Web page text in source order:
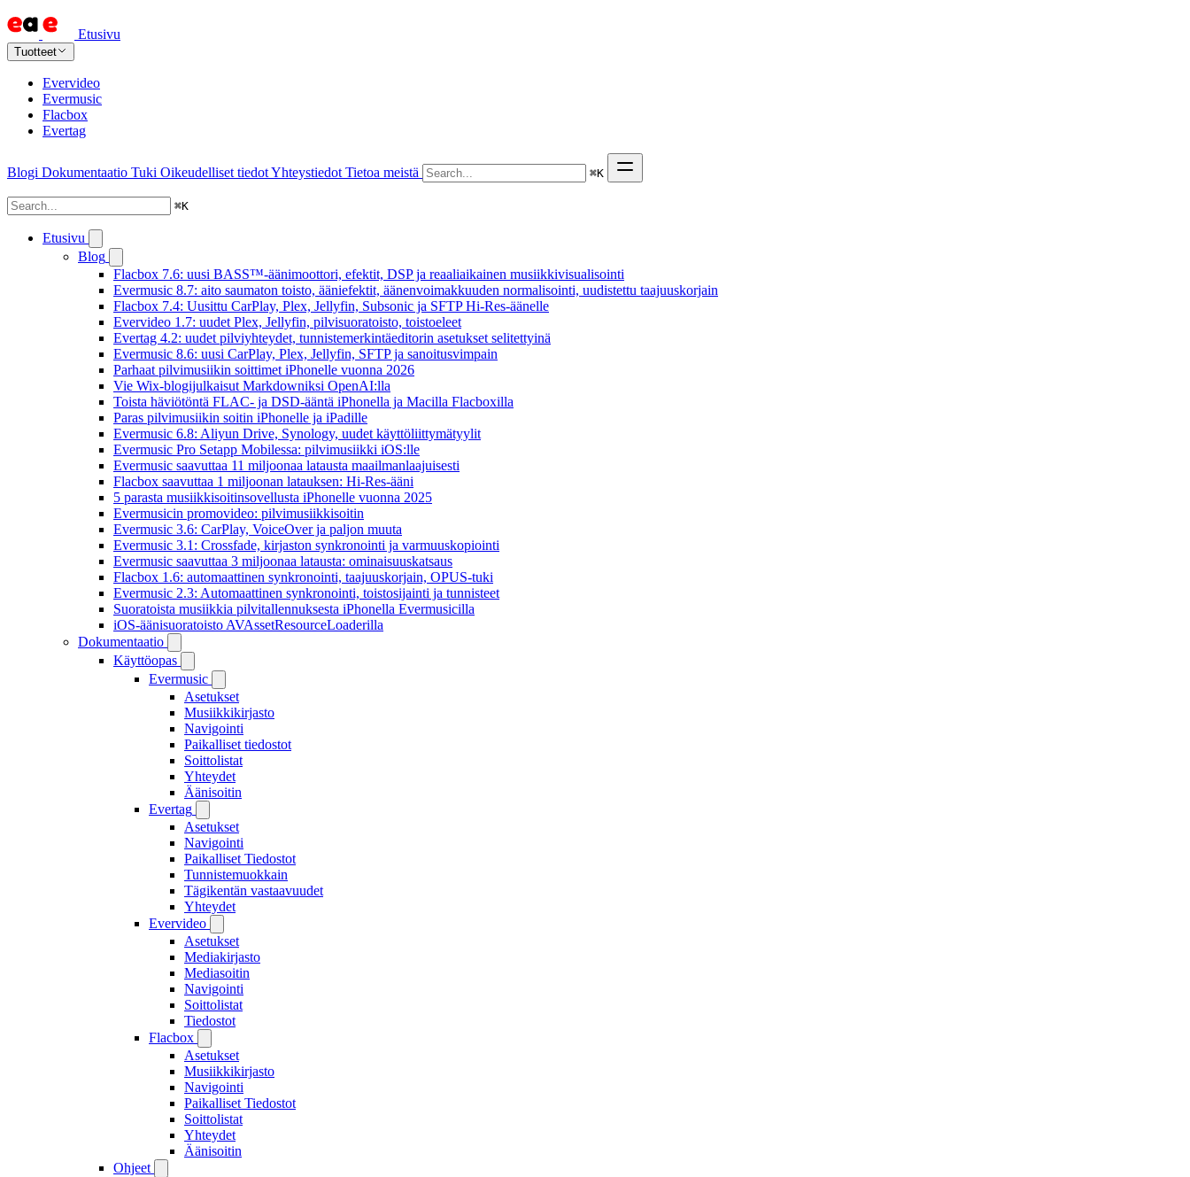
Etusivu
Tuotteet
Evervideo
Evermusic
Flacbox
Evertag
Blogi Dokumentaatio Tuki Oikeudelliset tiedotYhteystiedot Tietoa meistä ⌘K
⌘K
Etusivu
Blog
Flacbox 7.6: uusi BASS™-äänimoottori, efektit, DSP ja reaaliaikainen musiikkivisualisointi
Evermusic 8.7: aito saumaton toisto, ääniefektit, äänenvoimakkuuden normalisointi, uudistettu taajuuskorjain
Flacbox 7.4: Uusittu CarPlay, Plex, Jellyfin, Subsonic ja SFTP Hi-Res-äänelle
Evervideo 1.7: uudet Plex, Jellyfin, pilvisuoratoisto, toistoeleet
Evertag 4.2: uudet pilviyhteydet, tunnistemerkintäeditorin asetukset selitettyinä
Evermusic 8.6: uusi CarPlay, Plex, Jellyfin, SFTP ja sanoitusvimpain
Parhaat pilvimusiikin soittimet iPhonelle vuonna 2026
Vie Wix-blogijulkaisut Markdowniksi OpenAI:lla
Toista häviötöntä FLAC- ja DSD-ääntä iPhonella ja Macilla Flacboxilla
Paras pilvimusiikin soitin iPhonelle ja iPadille
Evermusic 6.8: Aliyun Drive, Synology, uudet käyttöliittymätyylit
Evermusic Pro Setapp Mobilessa: pilvimusiikki iOS:lle
Evermusic saavuttaa 11 miljoonaa latausta maailmanlaajuisesti
Flacbox saavuttaa 1 miljoonan latauksen: Hi-Res-ääni
5 parasta musiikkisoitinsovellusta iPhonelle vuonna 2025
Evermusicin promovideo: pilvimusiikkisoitin
Evermusic 3.6: CarPlay, VoiceOver ja paljon muuta
Evermusic 3.1: Crossfade, kirjaston synkronointi ja varmuuskopiointi
Evermusic saavuttaa 3 miljoonaa latausta: ominaisuuskatsaus
Flacbox 1.6: automaattinen synkronointi, taajuuskorjain, OPUS-tuki
Evermusic 2.3: Automaattinen synkronointi, toistosijainti ja tunnisteet
Suoratoista musiikkia pilvitallennuksesta iPhonella Evermusicilla
iOS-äänisuoratoisto AVAssetResourceLoaderilla
Dokumentaatio
Käyttöopas
Evermusic
Asetukset
Musiikkikirjasto
Navigointi
Paikalliset tiedostot
Soittolistat
Yhteydet
Äänisoitin
Evertag
Asetukset
Navigointi
Paikalliset Tiedostot
Tunnistemuokkain
Tägikentän vastaavuudet
Yhteydet
Evervideo
Asetukset
Mediakirjasto
Mediasoitin
Navigointi
Soittolistat
Tiedostot
Flacbox
Asetukset
Musiikkikirjasto
Navigointi
Paikalliset Tiedostot
Soittolistat
Yhteydet
Äänisoitin
Ohjeet